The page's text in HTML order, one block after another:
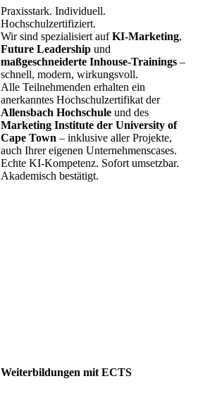
Praxisstark. Individuell.
Hochschulzertifiziert.
Wir sind spezialisiert aufKI-Marketing,
Future Leadership und
maßgeschneiderte Inhouse-Trainings –
schnell, modern, wirkungsvoll.
Alle Teilnehmenden erhalten ein
anerkanntes Hochschulzertifikat der
Allensbach Hochschule und des
Marketing Institute der University of
Cape Town – inklusive aller Projekte,
auch Ihrer eigenen Unternehmenscases.
Echte KI-Kompetenz. Sofort umsetzbar.
Akademisch bestätigt.
Weiterbildungen mit ECTS